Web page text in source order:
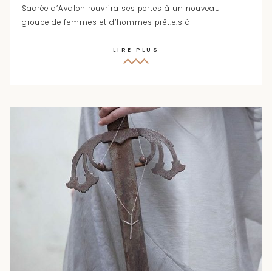
Sacrée d’Avalon rouvrira ses portes à un nouveau
groupe de femmes et d’hommes prêt.e.s à
LIRE PLUS